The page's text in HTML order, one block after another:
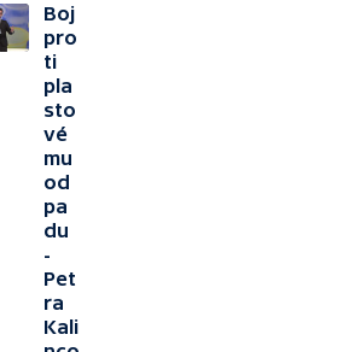
Boj
pro
ti
pla
sto
vé
mu
od
pa
du
-
Pet
ra
Kali